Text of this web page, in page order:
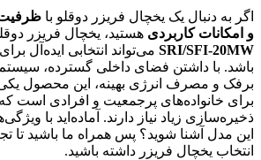
اگر به دنبال یک یخچال فریزر دوقلو با ظرفیت
و امکانات کاربردی هستید، یخچال فریزر دوقلو 40 فوت دوو
SRI/SFI-20MW می‌تواند انتخابی ایده‌آل
باشد. با داشتن فضای داخلی گسترده،
برفک و مصرف انرژی بهینه، این محصول یکی
برای خانواده‌های پرجمعیت و افرادی است
ذخیره‌سازی زیاد نیاز دارند. آماده‌اید با
این مدل آشنا شوید؟ پس همراه ما باشید تا
انتخاب یخچال فریزر داشته باشید.